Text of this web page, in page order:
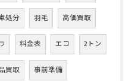
処分 羽毛 高価買取
料金表 エコ 2トン
買取 事前準備